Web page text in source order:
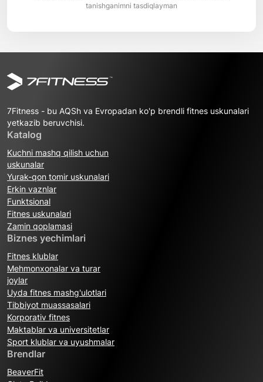
tanishganimni tasdiqlayman
7Fitness - bu AQSh va Evropadan ko'p brendli fitnes uskunalari
yetkazib beruvchisi.
Katalog
Kuchni mashq qilish uchun
uskunalar
Yurak-qon tomir uskunalari
Erkin vaznlar
Funktsional
Fitnes uskunalari
Zamin qoplamasi
Biznes yechimlari
Fitnes klublar
Mehmonxonalar va turar
joylar
Uyda fitnes mashg'ulotlari
Tibbiyot muassasalari
Korporativ fitnes
Maktablar va universitetlar
Sport klublar va uyushmalar
Brendlar
BeaverFit